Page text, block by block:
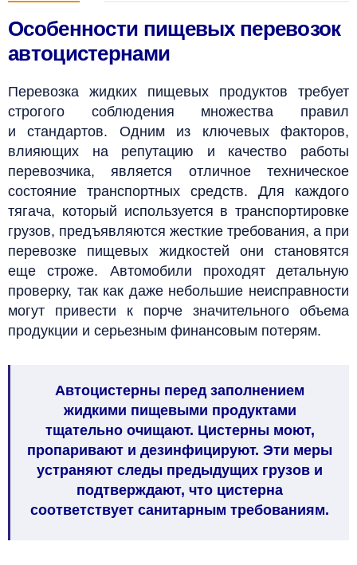
Особенности пищевых перевозок
автоцистернами
Перевозка жидких пищевых продуктов требует
строгого соблюдения множества правил
и стандартов. Одним из ключевых факторов,
влияющих на репутацию и качество работы
перевозчика, является отличное техническое
состояние транспортных средств. Для каждого
тягача, который используется в транспортировке
грузов, предъявляются жесткие требования, а при
перевозке пищевых жидкостей они становятся
еще строже. Автомобили проходят детальную
проверку, так как даже небольшие неисправности
могут привести к порче значительного объема
продукции и серьезным финансовым потерям.
Автоцистерны перед заполнением
жидкими пищевыми продуктами
тщательно очищают. Цистерны моют,
пропаривают и дезинфицируют. Эти меры
устраняют следы предыдущих грузов и
подтверждают, что цистерна
соответствует санитарным требованиям.